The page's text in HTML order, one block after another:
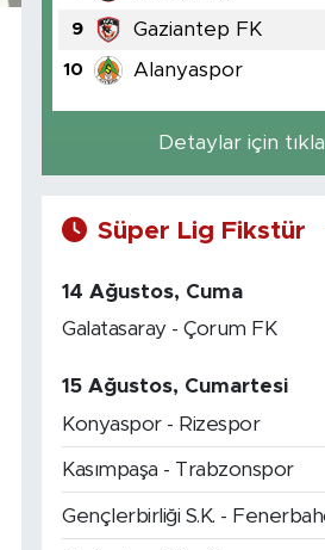
9 Gaziantep FK
10 Alanyaspor
Detaylar için
Süper Lig Fikstür
14 Ağustos, Cuma
Galatasaray - Çorum FK
15 Ağustos, Cumartesi
Konyaspor - Rizespor
Kasımpaşa - Trabzonspor
Gençlerbirliği S.K. -